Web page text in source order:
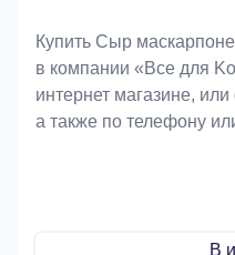
Купить Сыр
в компании «Bce для
интернет магазине,
а также по телефону
В